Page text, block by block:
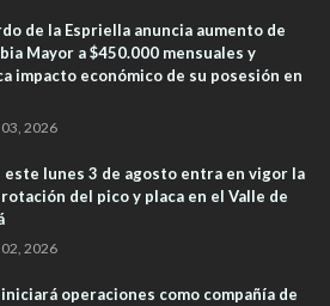
de la Espriella anuncia aumento de
Mayor a $450.000 mensuales y
impacto económico de su posesión en
2026
este lunes 3 de agosto entra en vigor la
del pico y placa en el Valle de
2026
operaciones como compañía de